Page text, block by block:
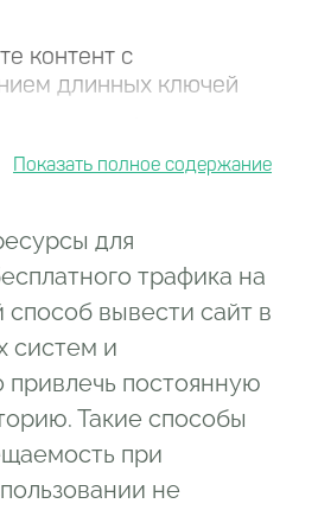
контент с
длинных ключей
что ваши посты
на ваш сайт в
в социальных сетях
своим контентом в
интервью с лидерами
для
трафика на
способ вывести сайт в
систем и
постоянную
Такие способы
при
не